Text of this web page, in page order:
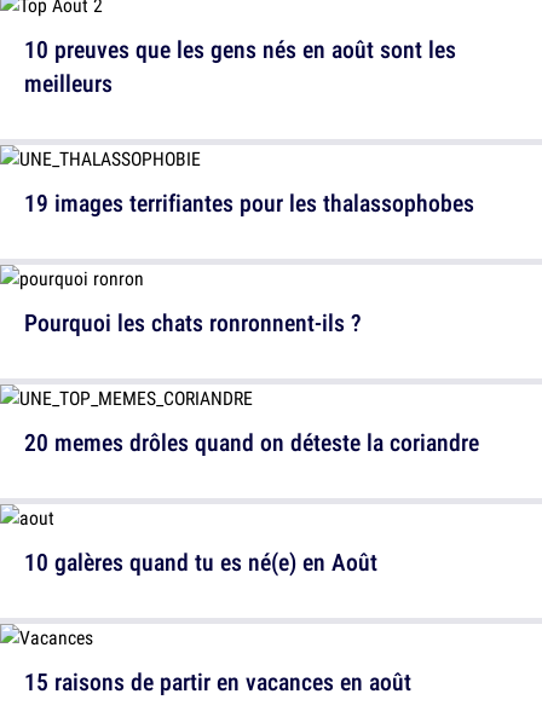
10 preuves que les gens nés en août sont les
meilleurs
Pourquoi les chats ronronnent-ils ?
10 galères quand tu es né(e) en Août
19 images terrifiantes pour les thalassophobes
20 memes drôles quand on déteste la coriandre
15 raisons de partir en vacances en août